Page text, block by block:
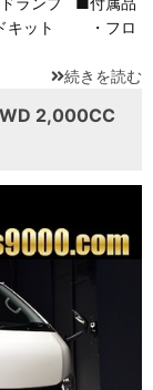
キット ・フロ
続きを読む
2,000CC